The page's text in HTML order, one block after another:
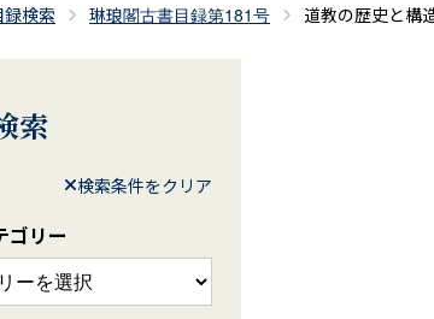
録検索 琳琅閣古書目録第181号 道教の歴史と構
索
検索条件をクリア
ゴリー